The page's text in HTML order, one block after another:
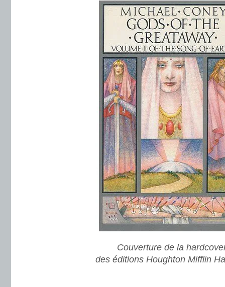
Couverture de la
des éditions Houghton Mifflin